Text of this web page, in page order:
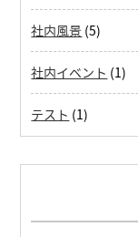
社内風景 (5)
社内イベント (1)
テスト (1)